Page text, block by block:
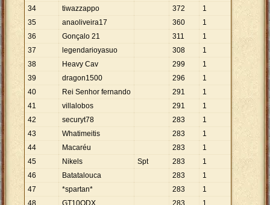
34
tiwazzappo 372
1
35
anaoliveira17 360
1
36
Gonçalo 21 311
1
37
legendarioyasuo 308
1
38
Heavy Cav 299
1
39
dragon1500 296
1
40
Rei Senhor fernando 291
1
41
villalobos 291
1
42
securyt78 283
1
43
Whatimeitis 283
1
44
Macaréu 283
1
45
Nikels Spt 283
1
46
Batatalouca 283
1
47
*spartan* 283
1